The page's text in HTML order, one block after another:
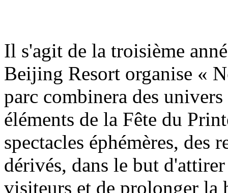
Il s'agit de la troisième
Beijing Resort organise «
parc combinera des
éléments de la Fête du
spectacles éphémères, des
dérivés, dans le but
visiteurs et de prolonger la